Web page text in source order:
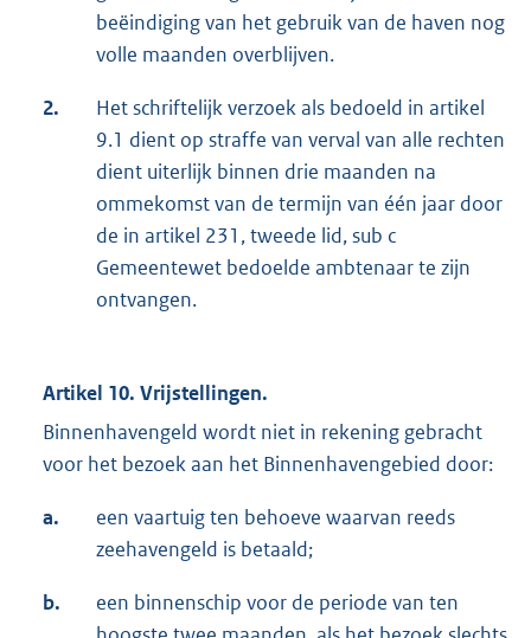
beëindiging van het gebruik van de haven nog
volle maanden overblijven.
2.
Het schriftelijk verzoek als bedoeld in artikel
9.1 dient op straffe van verval van alle rechten
dient uiterlijk binnen drie maanden na
ommekomst van de termijn van één jaar door
de in artikel 231, tweede lid, sub c
Gemeentewet bedoelde ambtenaar te zijn
ontvangen.
Artikel 10. Vrijstellingen.
Binnenhavengeld wordt niet in rekening gebracht
voor het bezoek aan het Binnenhavengebied door:
a.
een vaartuig ten behoeve waarvan reeds
zeehavengeld is betaald;
b.
een binnenschip voor de periode van ten